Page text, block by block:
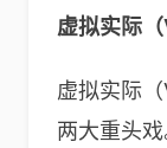
虚拟实际（
虚拟实际
两大重头